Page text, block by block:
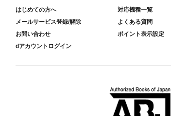
はじめての方へ
対応機種一覧
メールサービス登録/解除
よくある質問
お問い合わせ
ポイント表示設定
dアカウントログイン